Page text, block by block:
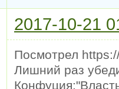
2017-10-21
Посмотрел
Лишний раз